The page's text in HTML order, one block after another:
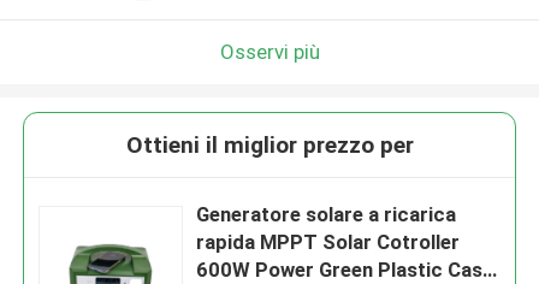
Osservi più
Ottieni il miglior prezzo per
Generatore solare a ricarica
rapida MPPT Solar Cotroller
600W Power Green Plastic Case